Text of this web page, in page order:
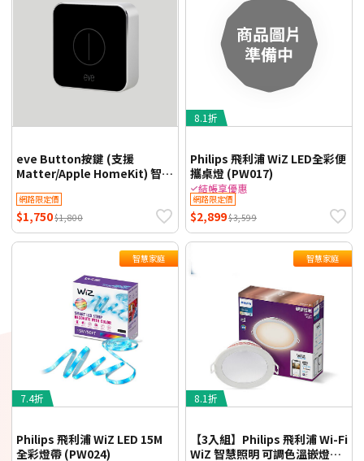
eve Button按鍵 (支援
Matter/Apple HomeKit) 智慧
網路限定價
$1,750$1,800
8.1折
Philips 飛利浦 WiZ LED全彩便
攜桌燈 (PW017)
結帳享優惠
網路限定價
$2,899$3,599
7.4折
智慧家庭
Philips 飛利浦 WiZ LED 15M
全彩燈帶 (PW024)
8.1折
智慧家庭
【3入組】Philips 飛利浦 Wi-Fi
WiZ 智慧照明 可調色溫嵌燈